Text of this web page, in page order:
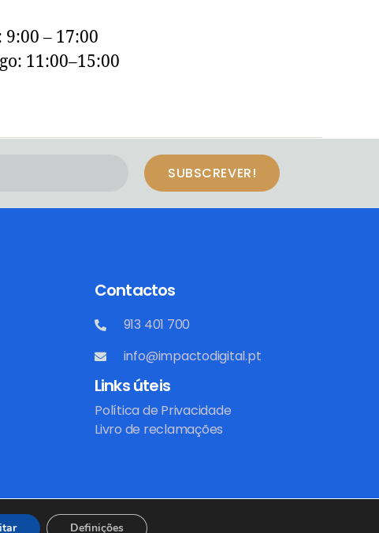
9:00 – 17:00
11:00–15:00
SUBSCREVER!
Contactos
913 401 700
info@impactodigital.pt
Links úteis
Política de Privacidade
Livro de reclamações
Definições